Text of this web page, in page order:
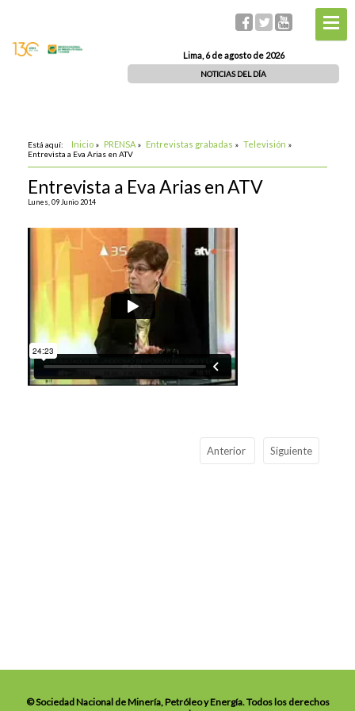
Lima, 6 de agosto de 2026
NOTICIAS DEL DÍA
Está aquí: Inicio » PRENSA » Entrevistas grabadas » Televisión »
Entrevista a Eva Arias en ATV
Entrevista a Eva Arias en ATV
Lunes, 09 Junio 2014
Anterior Siguiente
© Sociedad Nacional de Minería, Petróleo y Energía. Todos los derechos